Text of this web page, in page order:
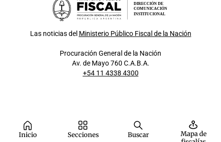
Inicio Secciones Buscar
Mapa de
DIRECCIÓN DE
COMUNICACIÓN
INSTITUCIONAL
Las noticias del Ministerio Público Fiscal de la Nación
Procuración General de la Nación
Av. de Mayo 760 C.A.B.A.
+54 11 4338 4300